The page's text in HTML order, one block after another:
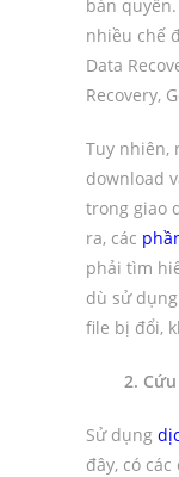
bản
nhiều chế
Data
Recovery,
Tuy nhiên,
download
trong giao
ra, các
phải tìm
dù sử
file bị đổi,
2. Cứu
Sử dụng
đây, có